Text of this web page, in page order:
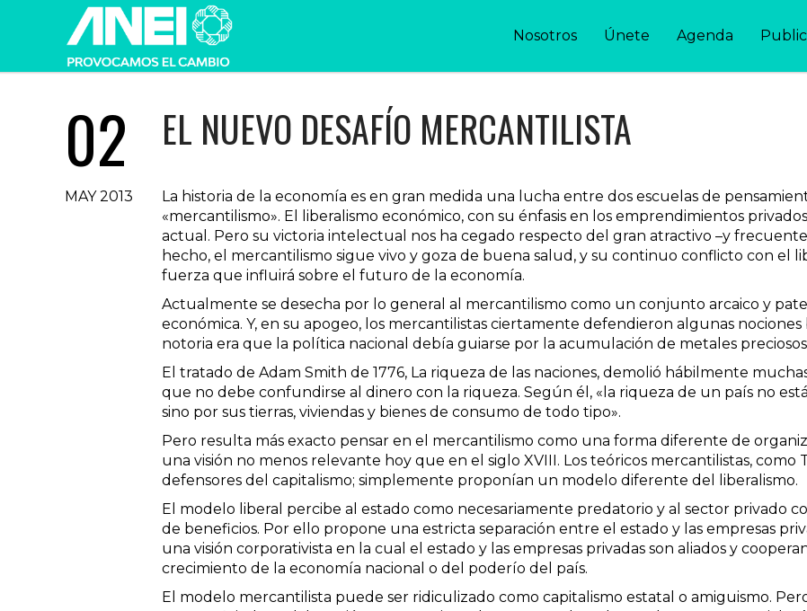
Nosotros Únete Agenda
02
MAY 2013
EL NUEVO DESAFÍO MERCANTILISTA
La historia de la economía es en gran medida una lucha entre dos escuelas de
«mercantilismo». El liberalismo económico, con su énfasis en los emprendimientos
actual. Pero su victoria intelectual nos ha cegado respecto del gran atractivo –y
hecho, el mercantilismo sigue vivo y goza de buena salud, y su continuo conflicto con el
fuerza que influirá sobre el futuro de la economía.
Actualmente se desecha por lo general al mercantilismo como un conjunto arcaico y
económica. Y, en su apogeo, los mercantilistas ciertamente defendieron algunas
notoria era que la política nacional debía guiarse por la acumulación de metales
El tratado de Adam Smith de 1776, La riqueza de las naciones, demolió hábilmente
que no debe confundirse al dinero con la riqueza. Según él, «la riqueza de un país no
sino por sus tierras, viviendas y bienes de consumo de todo tipo».
Pero resulta más exacto pensar en el mercantilismo como una forma diferente de
una visión no menos relevante hoy que en el siglo XVIII. Los teóricos mercantilistas,
defensores del capitalismo; simplemente proponían un modelo diferente del liberalismo.
El modelo liberal percibe al estado como necesariamente predatorio y al sector privado
de beneficios. Por ello propone una estricta separación entre el estado y las empresas
una visión corporativista en la cual el estado y las empresas privadas son aliados y
crecimiento de la economía nacional o del poderío del país.
El modelo mercantilista puede ser ridiculizado como capitalismo estatal o amiguismo.